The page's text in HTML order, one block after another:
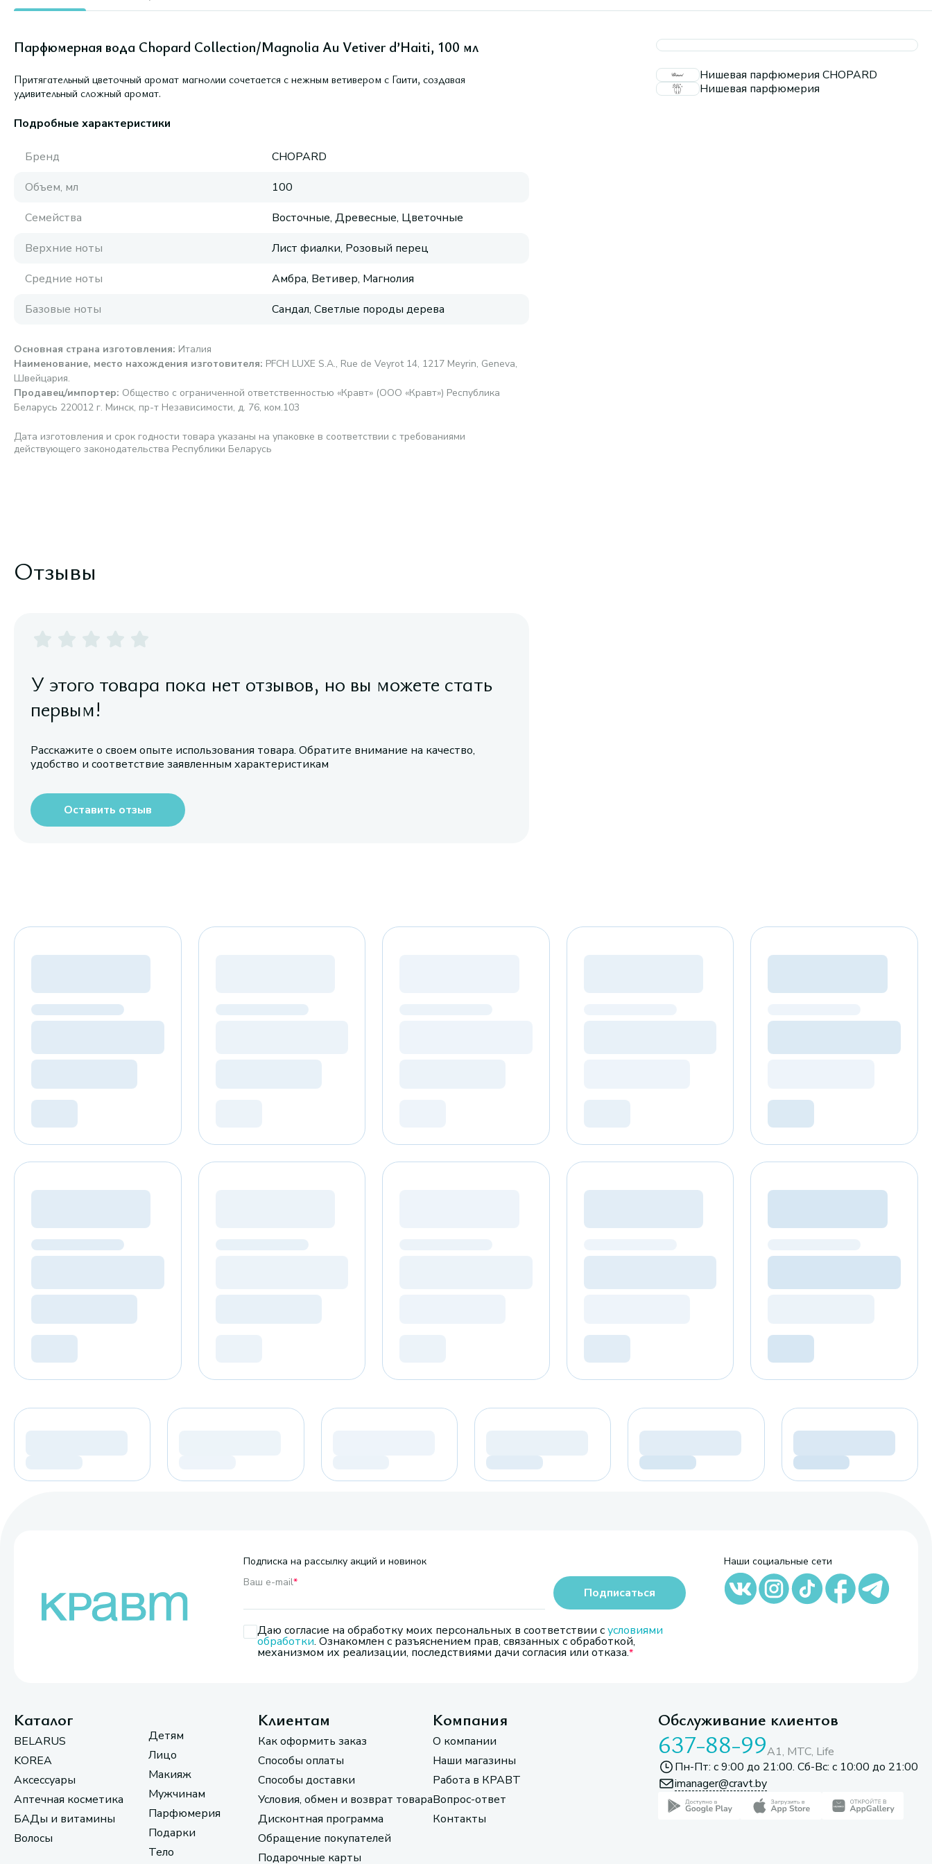
Парфюмерная вода Chopard Collection/Magnolia Au Vetiver d’Haiti, 100 мл
Притягательный цветочный аромат магнолии сочетается с нежным ветивером с Гаити, создавая
удивительный сложный аромат.
Подробные характеристики
Бренд
CHOPARD
Объем, мл
100
Семейства
Восточные, Древесные, Цветочные
Верхние ноты
Лист фиалки, Розовый перец
Средние ноты
Амбра, Ветивер, Магнолия
Базовые ноты
Сандал, Светлые породы дерева
Основная страна изготовления: Италия
Наименование, место нахождения изготовителя: PFCH LUXE S.A., Rue de Veyrot 14, 1217 Meyrin, Geneva,
Швейцария.
Продавец/импортер: Общество с ограниченной ответственностью «Кравт» (ООО «Кравт») Республика
Беларусь 220012 г. Минск, пр-т Независимости, д. 76, ком.103
Дата изготовления и срок годности товара указаны на упаковке в соответствии с требованиями
действующего законодательства Республики Беларусь
Нишевая парфюмерия CHOPARD
Нишевая парфюмерия
Отзывы
У этого товара пока нет отзывов, но вы можете стать
первым!
Расскажите о своем опыте использования товара. Обратите внимание на качество,
удобство и соответствие заявленным характеристикам
Оставить отзыв
Подписка на рассылку акций и новинок
Ваш e-mail*
Даю согласие на обработку моих персональных в соответствии сусловиями
обработки. Ознакомлен с разъяснением прав, связанных с обработкой,
механизмом их реализации, последствиями дачи согласия или отказа.
Подписаться
Наши социальные сети
Каталог
BELARUS
KOREA
Аксессуары
Аптечная косметика
БАДы и витамины
Волосы
Детям
Лицо
Макияж
Мужчинам
Парфюмерия
Подарки
Тело
Клиентам
Как оформить заказ
Способы оплаты
Способы доставки
Условия, обмен и возврат товара
Дисконтная программа
Обращение покупателей
Подарочные карты
Компания
О компании
Наши магазины
Работа в КРАВТ
Вопрос-ответ
Контакты
Обслуживание клиентов
637-88-99A1, МТС, Life
Пн-Пт: с 9:00 до 21:00. Сб-Вс: с 10:00 до 21:00
imanager@cravt.by